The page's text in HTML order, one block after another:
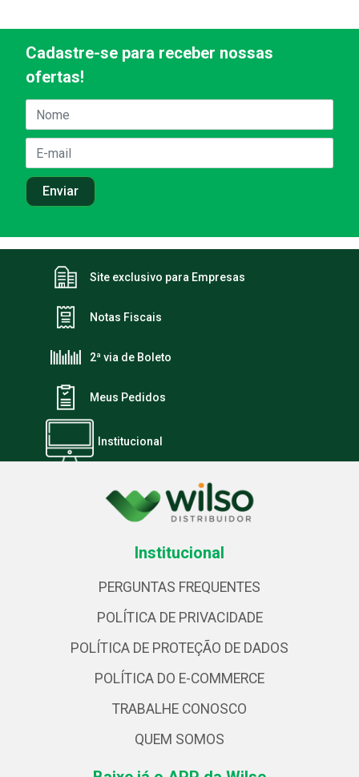
Cadastre-se para receber nossas
ofertas!
Site exclusivo para Empresas
Notas Fiscais
2ª via de Boleto
Meus Pedidos
Institucional
Institucional
PERGUNTAS FREQUENTES
POLÍTICA DE PRIVACIDADE
POLÍTICA DE PROTEÇÃO DE DADOS
POLÍTICA DO E-COMMERCE
TRABALHE CONOSCO
QUEM SOMOS